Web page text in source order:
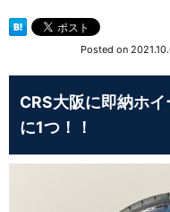
Posted on
CRS大阪に即納ホ
に1つ！！